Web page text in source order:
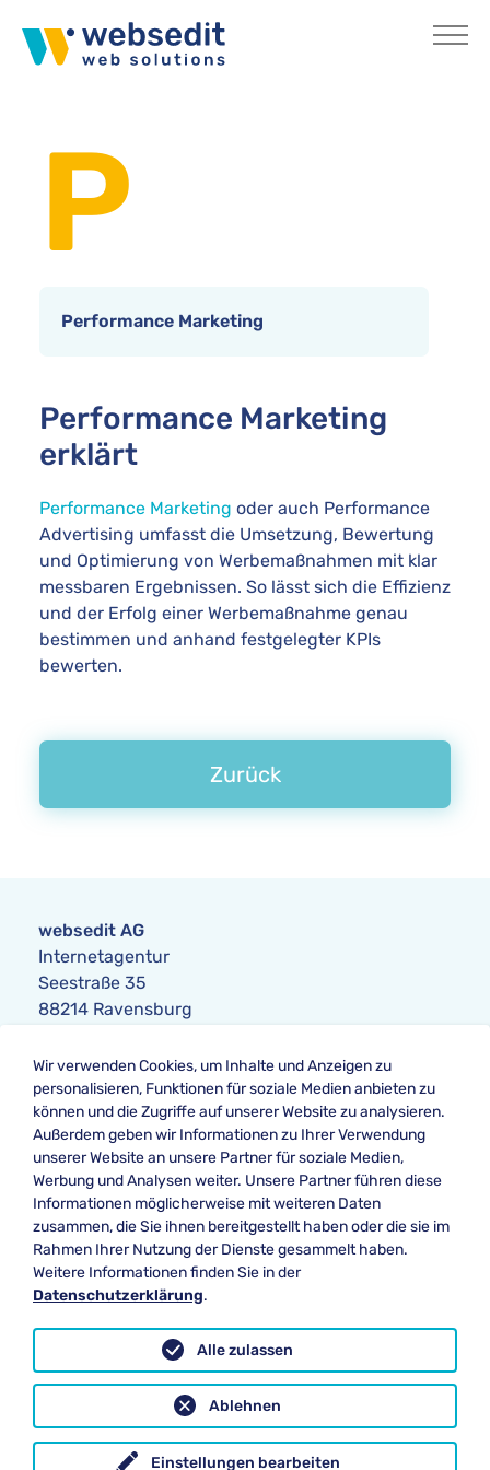
Home Internetlexikon
P
Performance Marketing
Performance Marketing
erklärt
Performance Marketing oder auch Performance
Advertising umfasst die Umsetzung, Bewertung
und Optimierung von Werbemaßnahmen mit klar
messbaren Ergebnissen. So lässt sich die Effizienz
und der Erfolg einer Werbemaßnahme genau
bestimmen und anhand festgelegter KPIs
bewerten.
Zurück
websedit AG
Internetagentur
Seestraße 35
88214 Ravensburg
Telefon:+49 751 354104-0
Telefax: +49 751 354104-42
E-Mail:anfrage@websedit.de
Datenschutz
Impressum
Newsletter Abmeldung
Internetlexikon
Unsere Bewertung bei
★★★★★ Google
Wir verwenden Cookies, um Inhalte und Anzeigen zu
personalisieren, Funktionen für soziale Medien anbieten zu
können und die Zugriffe auf unserer Website zu analysieren.
Außerdem geben wir Informationen zu Ihrer Verwendung
unserer Website an unsere Partner für soziale Medien,
Werbung und Analysen weiter. Unsere Partner führen diese
Informationen möglicherweise mit weiteren Daten
zusammen, die Sie ihnen bereitgestellt haben oder die sie im
Rahmen Ihrer Nutzung der Dienste gesammelt haben.
Weitere Informationen finden Sie in der
Datenschutzerklärung.
Einstellungen bearbeiten
Ablehnen
Alle zulassen